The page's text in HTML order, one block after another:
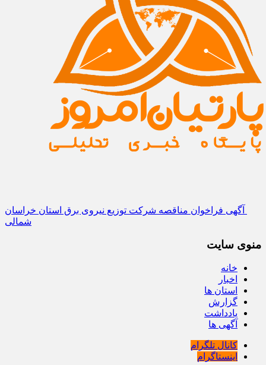
آگهی فراخوان مناقصه شرکت توزیع نیروی برق استان خراسان
شمالی
منوی سایت
خانه
اخبار
استان ها
گزارش
یادداشت
آگهی ها
کانال تلگرام
اینستاگرام